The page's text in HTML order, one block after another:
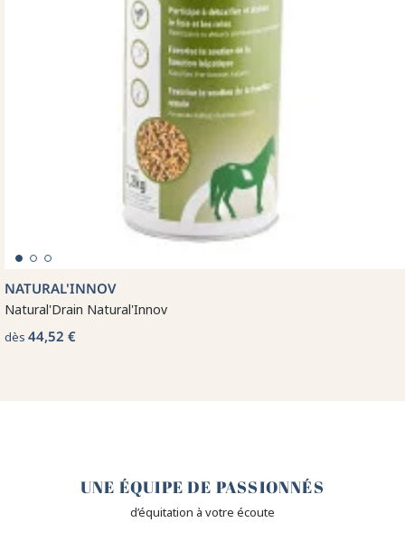
NATURAL'INNOV
Natural'Drain Natural'Innov
dès 44,52 €
UNE ÉQUIPE DE PASSIONNÉS
d’équitation à votre écoute